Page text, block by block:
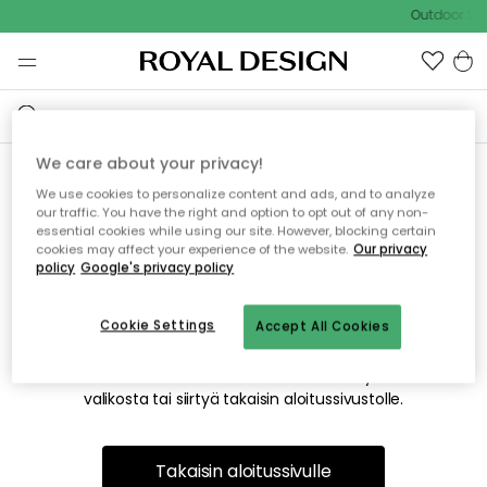
Outdoor
Emme valitettavasti löydä
etsimääsi sivua
Tämä voi johtua siitä, että sivua ei enää ole tai siitä, että se
on siirretty muualle. Pahoittelemme tästä mahdollisesti
valikosta tai siirtyä takaisin aloitussivustolle.
Takaisin aloitussivulle
We care about your privacy!
We use cookies to personalize content and ads, and to analyze
our traffic. You have the right and option to opt out of any non-
essential cookies while using our site. However, blocking certain
cookies may affect your experience of the website. Our privacy
policy Google's privacy policy
Accept All Cookies
Cookie Settings